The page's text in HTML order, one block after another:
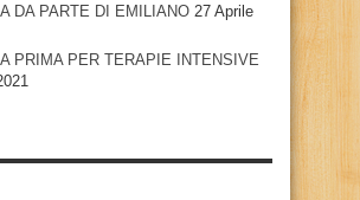
DA PARTE DI EMILIANO 27 Aprile
PRIMA PER TERAPIE INTENSIVE